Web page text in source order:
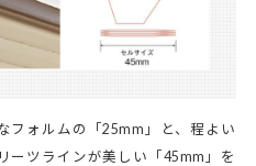
フォルムの「25mm」と、程よい
ーツラインが美しい「45mm」を